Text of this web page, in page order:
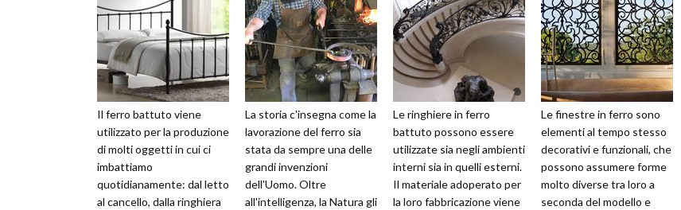
Il ferro battuto viene
utilizzato per la produzione
di molti oggetti in cui ci
imbattiamo
quotidianamente: dal letto
al cancello, dalla ringhiera
La storia c'insegna come la
lavorazione del ferro sia
stata da sempre una delle
grandi invenzioni
dell'Uomo. Oltre
all'intelligenza, la Natura gli
Le ringhiere in ferro
battuto possono essere
utilizzate sia negli ambienti
interni sia in quelli esterni.
Il materiale adoperato per
la loro fabbricazione viene
Le finestre in ferro sono
elementi al tempo stesso
decorativi e funzionali, che
possono assumere forme
molto diverse tra loro a
seconda del modello e